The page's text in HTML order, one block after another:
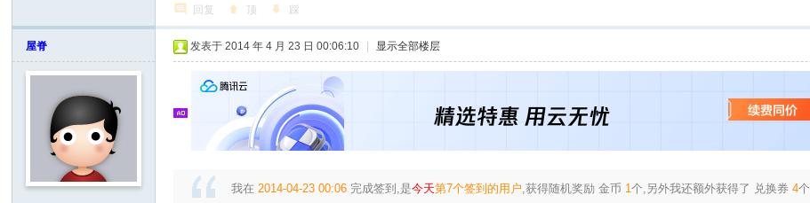
回复 顶 踩
屋脊 发表于 2014 年 4 月 23 日 00:06:10 显示全部楼层
我在 2014-04-23 00:06 完成签到,是今天第7个签到的用户,获得随机奖励金币 1个,另外我还额外获得了 兑换券4个